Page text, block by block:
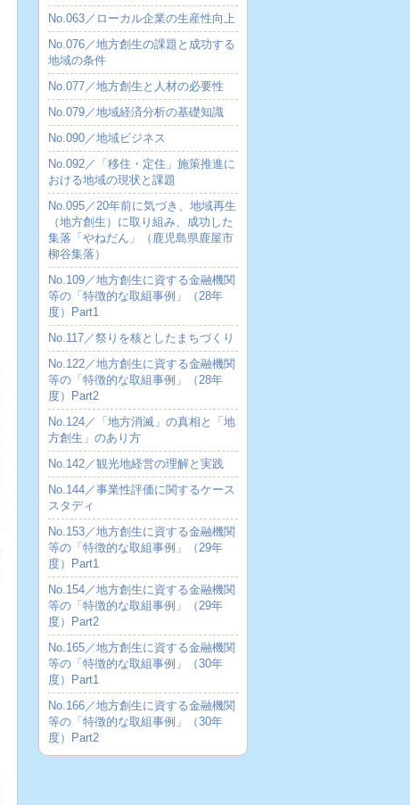
No.063／ローカル企業の生産性向上
No.076／地方創生の課題と成功する
地域の条件
No.077／地方創生と人材の必要性
No.079／地域経済分析の基礎知識
No.090／地域ビジネス
No.092／「移住・定住」施策推進に
おける地域の現状と課題
No.095／20年前に気づき、地域再生
（地方創生）に取り組み、成功した
集落「やねだん」（鹿児島県鹿屋市
柳谷集落）
No.109／地方創生に資する金融機関
等の「特徴的な取組事例」（28年
度）Part1
No.117／祭りを核としたまちづくり
No.122／地方創生に資する金融機関
等の「特徴的な取組事例」（28年
度）Part2
No.124／「地方消滅」の真相と「地
方創生」のあり方
No.142／観光地経営の理解と実践
No.144／事業性評価に関するケース
スタディ
No.153／地方創生に資する金融機関
等の「特徴的な取組事例」（29年
度）Part1
No.154／地方創生に資する金融機関
等の「特徴的な取組事例」（29年
度）Part2
No.165／地方創生に資する金融機関
等の「特徴的な取組事例」（30年
度）Part1
No.166／地方創生に資する金融機関
等の「特徴的な取組事例」（30年
度）Part2